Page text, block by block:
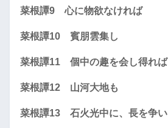
菜根譚9 心に物欲なければ
菜根譚10 賓朋雲集し
菜根譚11 個中の趣を会し得れば
菜根譚12 山河大地も
菜根譚13 石火光中に、長を争い